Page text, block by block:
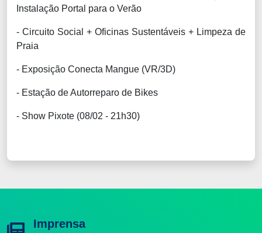
Instalação Portal para o Verão
- Circuito Social + Oficinas Sustentáveis + Limpeza de
Praia
- Exposição Conecta Mangue (VR/3D)
- Estação de Autorreparo de Bikes
- Show Pixote (08/02 - 21h30)
Imprensa